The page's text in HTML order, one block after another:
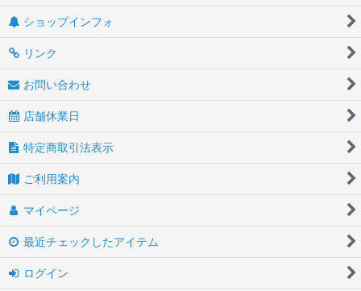
ショップインフォ
リンク
お問い合わせ
店舗休業日
特定商取引法表示
ご利用案内
マイページ
最近チェックしたアイテム
ログイン